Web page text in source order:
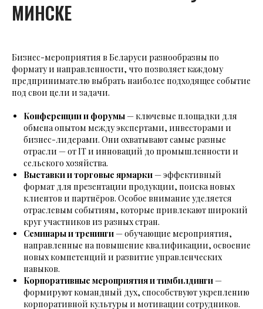
МИНСКЕ
Бизнес-мероприятия в Беларуси разнообразны по
формату и направленности, что позволяет каждому
предпринимателю выбрать наиболее подходящее событие
под свои цели и задачи.
Конференции и форумы— ключевые площадки для
обмена опытом между экспертами, инвесторами и
бизнес-лидерами. Они охватывают самые разные
отрасли — от IT и инноваций до промышленности и
сельского хозяйства.
Выставки и торговые ярмарки— эффективный
формат для презентации продукции, поиска новых
клиентов и партнёров. Особое внимание уделяется
отраслевым событиям, которые привлекают широкий
круг участников из разных стран.
Семинары и тренинги— обучающие мероприятия,
направленные на повышение квалификации, освоение
новых компетенций и развитие управленческих
навыков.
Корпоративные мероприятия и тимбилдинги—
формируют командный дух, способствуют укреплению
корпоративной культуры и мотивации сотрудников.